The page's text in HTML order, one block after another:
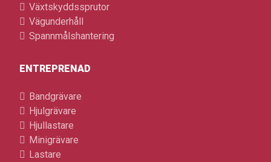
Växtskyddssprutor
Vägunderhåll
Spannmålshantering
ENTREPRENAD
Bandgrävare
Hjulgrävare
Hjullastare
Minigrävare
Lastare